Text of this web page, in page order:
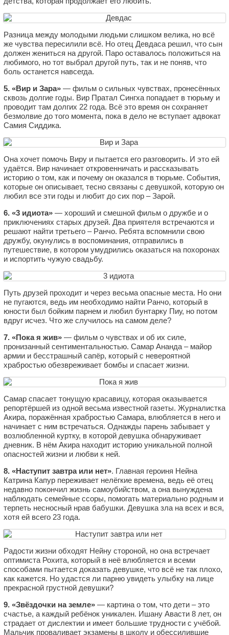
Разница между молодыми людьми слишком велика, но всё
же чувства пересилили всё. Но отец Девдаса решил, что сын
должен жениться на другой. Паро оставалось положиться на
любимого, но тот выбрал другой путь, так и не поняв, что
боль останется навсегда.
5. «Вир и Зара» — фильм о сильных чувствах, пронесённых
сквозь долгие годы. Вир Пратал Сингха попадает в тюрьму и
проводит там долгих 22 года. Всё это время он сохраняет
безмолвие до того момента, пока в дело не вступает адвокат
Самия Сиддика.
Она хочет помочь Виру и пытается его разговорить. И это ей
удаётся. Вир начинает откровенничать и рассказывать
историю о том, как и почему он оказался в тюрьме. События,
которые он описывает, тесно связаны с девушкой, которую он
любил все эти годы и любит до сих пор – Зарой.
6. «3 идиота» — хороший и смешной фильм о дружбе и о
приключениях старых друзей. Два приятеля встречаются и
решают найти третьего – Ранчо. Ребята вспомнили свою
дружбу, окунулись в воспоминания, отправились в
путешествие, в котором умудрились оказаться на похоронах
и испортить чужую свадьбу.
Путь друзей проходит и через весьма опасные места. Но они
не пугаются, ведь им необходимо найти Ранчо, который в
юности был бойким парнем и любил бунтарку Пиу, но потом
вдруг исчез. Что же случилось на самом деле?
7. «Пока я жив» — фильм о чувствах и об их силе,
пронизанный сентиментальностью. Самар Ананда – майор
армии и бесстрашный сапёр, который с невероятной
храбростью обезвреживает бомбы и спасает жизни.
Самар спасает тонущую красавицу, которая оказывается
репортёршей из одной весьма известной газеты. Журналистка
Акира, поражённая храбростью Самара, влюбляется в него и
начинает с ним встречаться. Однажды парень забывает у
возлюбленной куртку, в которой девушка обнаруживает
дневник. В нём Акира находит историю уникальной полной
опасностей жизни и любви к ней.
8. «Наступит завтра или нет». Главная героиня Нейна
Катрина Капур переживает нелёгкие времена, ведь её отец
недавно покончил жизнь самоубийством, а она вынуждена
наблюдать семейные ссоры, помогать материально родным и
терпеть несносный нрав бабушки. Девушка зла на всех и вся,
хотя ей всего 23 года.
Радости жизни обходят Нейну стороной, но она встречает
оптимиста Рохита, который в неё влюбляется и всеми
способами пытается доказать девушке, что всё не так плохо,
как кажется. Но удастся ли парню увидеть улыбку на лице
прекрасной грустной девушки?
9. «Звёздочки на земле» — картина о том, что дети – это
счастье, а каждый ребёнок уникален. Ишану Авасти 8 лет, он
страдает от дислектии и имеет большие трудности с учёбой.
Мальчик проваливает экзамены в школу и обессилившие